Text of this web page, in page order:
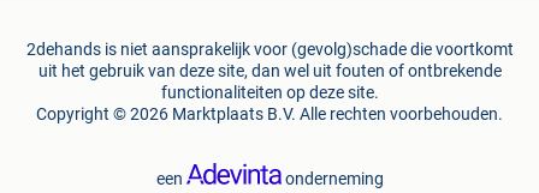
2dehands is niet aansprakelijk voor (gevolg)schade die voortkomt
uit het gebruik van deze site, dan wel uit fouten of ontbrekende
functionaliteiten op deze site.
Copyright © 2026 Marktplaats B.V. Alle rechten voorbehouden.
een onderneming